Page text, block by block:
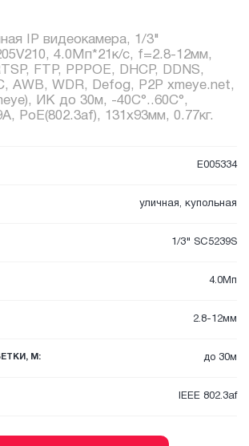
IP видеокамера, 1/3"
4.0Мп*21к/с, f=2.8-12мм,
FTP, PPPOE, DHCP, DDNS,
AWB, WDR, Defog, P2P xmeye.net,
ИК до 30м, -40C°..60C°,
PoE(802.3af), 131x93мм, 0.77кг.
E005334
уличная, купольная
1/3" SC5239S
4.0Мп
2.8-12мм
М: до 30м
IEEE 802.3af